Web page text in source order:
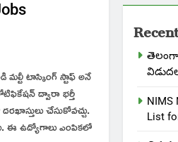
మల్టీ టాస్కింగ్ స్టాఫ్ అనే
ద్వారా భర్తీ
చేసుకోవచ్చు.
ఈ ఉద్యోగాలు ఎంపికలో
NIMS
List